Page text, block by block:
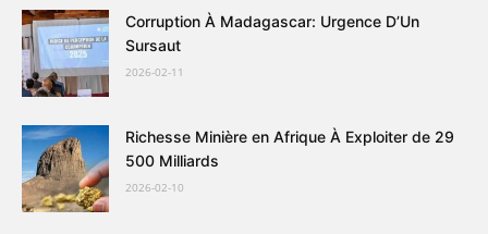
Corruption À Madagascar: Urgence D’Un
Sursaut
2026-02-11
Richesse Minière en Afrique À Exploiter de 29
500 Milliards
2026-02-10